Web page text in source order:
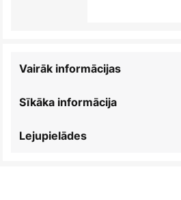
Sīkāka informācija
Vairāk informācijas
Lejupielādes